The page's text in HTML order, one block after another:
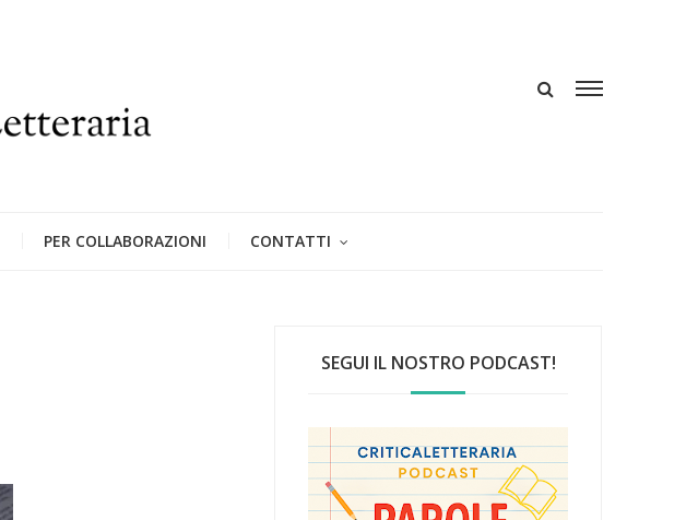
PER COLLABORAZIONI CONTATTI
SEGUI IL NOSTRO PODCAST!